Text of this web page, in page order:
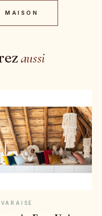
MAISON
aussi
APERÇU RAPIDE